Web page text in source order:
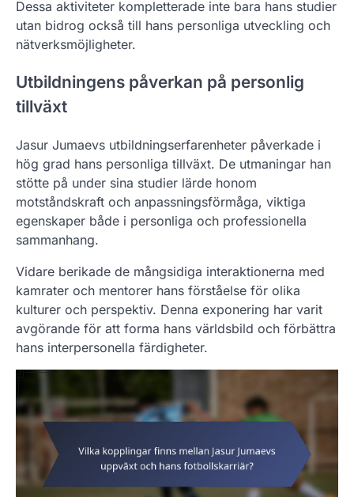
Dessa aktiviteter kompletterade inte bara hans studier
utan bidrog också till hans personliga utveckling och
nätverksmöjligheter.
Utbildningens påverkan på personlig
tillväxt
Jasur Jumaevs utbildningserfarenheter påverkade i
hög grad hans personliga tillväxt. De utmaningar han
stötte på under sina studier lärde honom
motståndskraft och anpassningsförmåga, viktiga
egenskaper både i personliga och professionella
sammanhang.
Vidare berikade de mångsidiga interaktionerna med
kamrater och mentorer hans förståelse för olika
kulturer och perspektiv. Denna exponering har varit
avgörande för att forma hans världsbild och förbättra
hans interpersonella färdigheter.